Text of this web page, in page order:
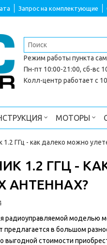
Запрос на комплектующие
Режим работы пункта
Пн-пт 10:00-21:00, сб-вс
Колл-центр работает с
МОТОРЫ
1.2 ГГц - как далеко можно
1.2 ГГЦ -
АНТЕННАХ?
радиоуправляемой моделью
в большом
выгодной стоимости